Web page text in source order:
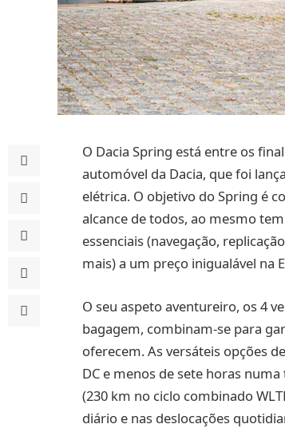
O Dacia Spring está entre os
automóvel da Dacia, que foi
elétrica. O objetivo do Spring é
alcance de todos, ao mesmo
essenciais (navegação,
mais) a um preço inigualável na
O seu aspeto aventureiro, os 4
bagagem, combinam-se para
oferecem. As versáteis opções
DC e menos de sete horas
(230 km no ciclo combinado
diário e nas deslocações